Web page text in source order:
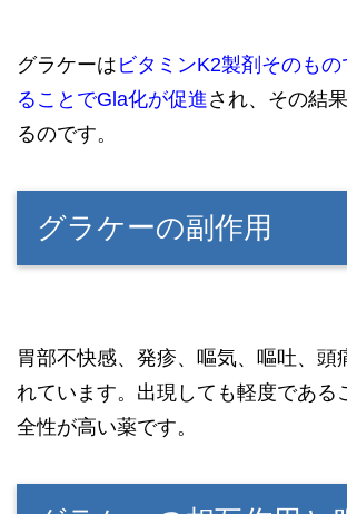
グラケーは ビタミンK2製剤そのも
ることでGla化が促進 され、その結
るのです。
グラケーの副作用
胃部不快感、発疹、嘔気、嘔吐、頭
れています。出現しても軽度である
全性が高い薬です。